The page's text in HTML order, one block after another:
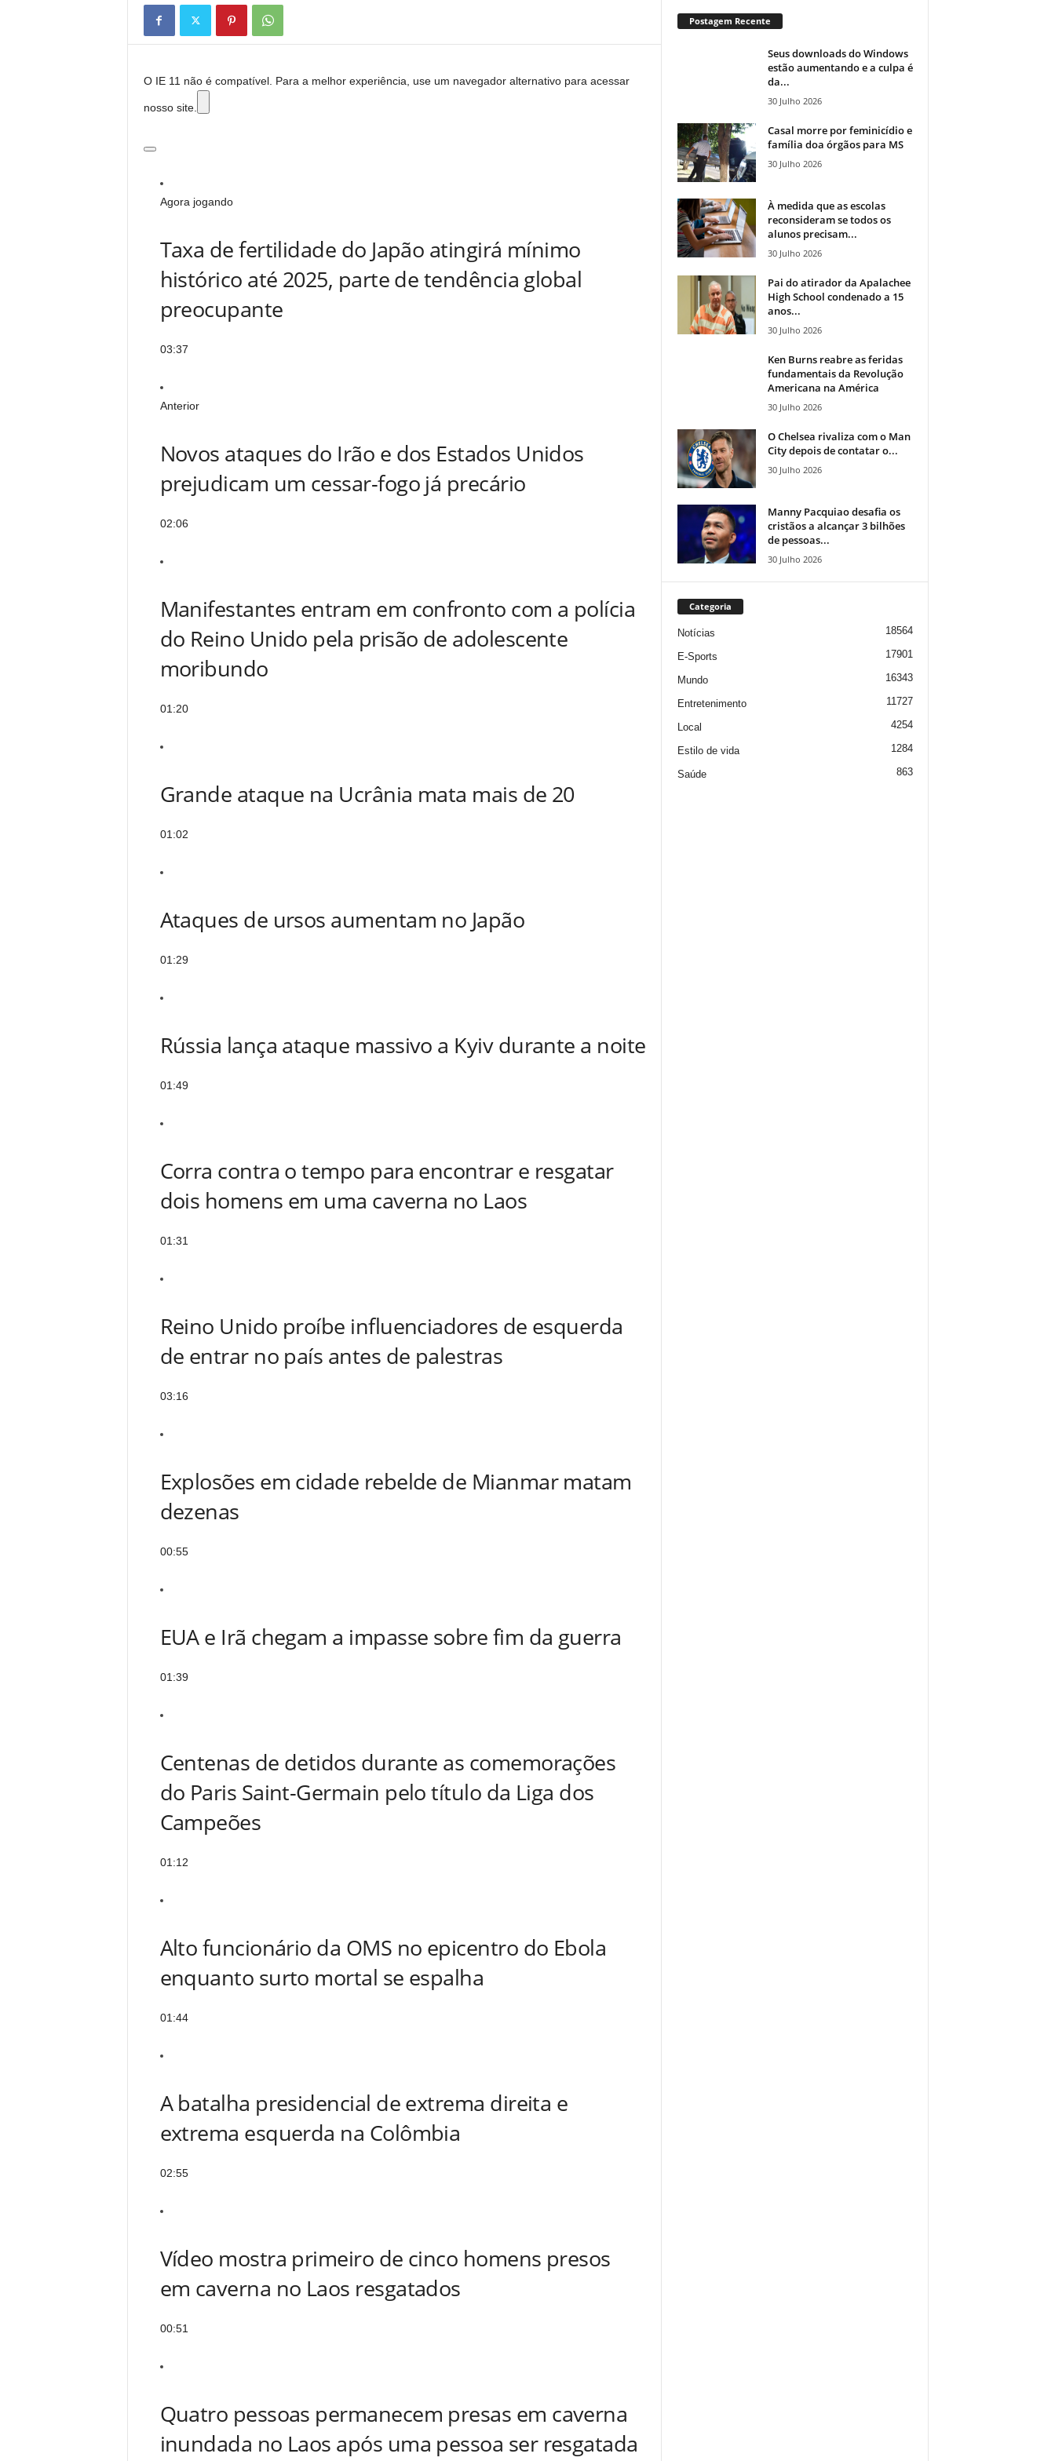
O IE 11 não é compatível. Para a melhor experiência, use um navegador alternativo para acessar
nosso site.
Agora jogando
Taxa de fertilidade do Japão atingirá mínimo
histórico até 2025, parte de tendência global
preocupante
03:37
Anterior
Novos ataques do Irão e dos Estados Unidos
prejudicam um cessar-fogo já precário
02:06
Manifestantes entram em confronto com a polícia
do Reino Unido pela prisão de adolescente
moribundo
01:20
Grande ataque na Ucrânia mata mais de 20
01:02
Ataques de ursos aumentam no Japão
01:29
Rússia lança ataque massivo a Kyiv durante a noite
01:49
Corra contra o tempo para encontrar e resgatar
dois homens em uma caverna no Laos
01:31
Reino Unido proíbe influenciadores de esquerda
de entrar no país antes de palestras
03:16
Explosões em cidade rebelde de Mianmar matam
dezenas
00:55
EUA e Irã chegam a impasse sobre fim da guerra
01:39
Centenas de detidos durante as comemorações
do Paris Saint-Germain pelo título da Liga dos
Campeões
01:12
Alto funcionário da OMS no epicentro do Ebola
enquanto surto mortal se espalha
01:44
A batalha presidencial de extrema direita e
extrema esquerda na Colômbia
02:55
Vídeo mostra primeiro de cinco homens presos
em caverna no Laos resgatados
00:51
Quatro pessoas permanecem presas em caverna
inundada no Laos após uma pessoa ser resgatada
Postagem Recente
Seus downloads do Windows
estão aumentando e a culpa é
da...
30 Julho 2026
Casal morre por feminicídio e
família doa órgãos para MS
30 Julho 2026
À medida que as escolas
reconsideram se todos os
alunos precisam...
30 Julho 2026
Pai do atirador da Apalachee
High School condenado a 15
anos...
30 Julho 2026
Ken Burns reabre as feridas
fundamentais da Revolução
Americana na América
30 Julho 2026
O Chelsea rivaliza com o Man
City depois de contatar o...
30 Julho 2026
Manny Pacquiao desafia os
cristãos a alcançar 3 bilhões
de pessoas...
30 Julho 2026
Categoria
Notícias 18564
E-Sports 17901
Mundo 16343
Entretenimento 11727
Local 4254
Estilo de vida 1284
Saúde 863